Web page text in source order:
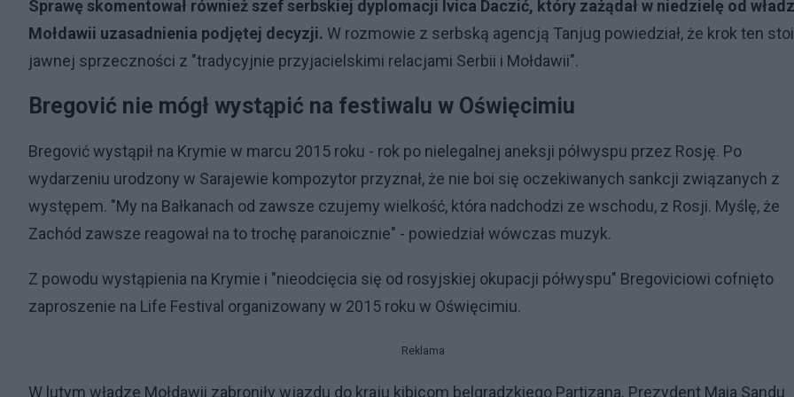
Sprawę skomentował również szef serbskiej dyplomacji Ivica Daczić, który zażądał w niedzielę od władz
Mołdawii uzasadnienia podjętej decyzji. W rozmowie z serbską agencją Tanjug powiedział, że krok ten
jawnej sprzeczności z "tradycyjnie przyjacielskimi relacjami Serbii i Mołdawii".
Bregović nie mógł wystąpić na festiwalu w Oświęcimiu
Bregović wystąpił na Krymie w marcu 2015 roku - rok po nielegalnej aneksji półwyspu przez Rosję. Po
wydarzeniu urodzony w Sarajewie kompozytor przyznał, że nie boi się oczekiwanych sankcji związanych z
występem. "My na Bałkanach od zawsze czujemy wielkość, która nadchodzi ze wschodu, z Rosji. Myślę, że
Zachód zawsze reagował na to trochę paranoicznie" - powiedział wówczas muzyk.
Z powodu wystąpienia na Krymie i "nieodcięcia się od rosyjskiej okupacji półwyspu" Bregoviciowi cofnięto
zaproszenie na Life Festival organizowany w 2015 roku w Oświęcimiu.
Reklama
W lutym władze Mołdawii zabroniły wjazdu do kraju kibicom belgradzkiego Partizana. Prezydent Maia Sandu